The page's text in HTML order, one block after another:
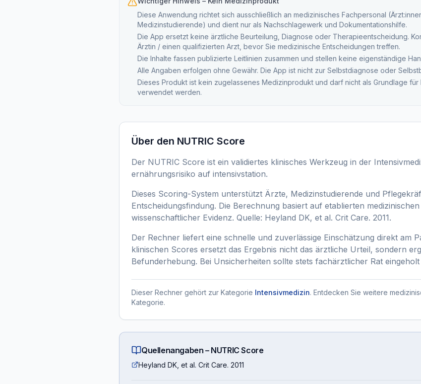
Diese Anwendung richtet sich ausschließlich an medizinisches Fachpersonal
Medizinstudierende) und dient nur als Nachschlagewerk und Dokumentationshilfe.
Die App ersetzt keine ärztliche Beurteilung, Diagnose oder Therapieentscheidung.
Ärztin / einen qualifizierten Arzt, bevor Sie medizinische Entscheidungen treffen.
Die Inhalte fassen publizierte Leitlinien zusammen und stellen keine eigenständige
Alle Angaben erfolgen ohne Gewähr. Die App ist nicht zur Selbstdiagnose oder
Dieses Produkt ist kein zugelassenes Medizinprodukt und darf nicht als Grundlage für
verwendet werden.
Über den NUTRIC Score
Der NUTRIC Score ist ein validiertes klinisches Werkzeug in der
ernährungsrisiko auf intensivstation.
Dieses Scoring-System unterstützt Ärzte, Medizinstudierende und
Entscheidungsfindung. Die Berechnung basiert auf etablierten
wissenschaftlicher Evidenz. Quelle: Heyland DK, et al. Crit Care. 2011.
Der Rechner liefert eine schnelle und zuverlässige Einschätzung direkt am
klinischen Scores ersetzt das Ergebnis nicht das ärztliche Urteil, sondern
Befunderhebung. Bei Unsicherheiten sollte stets fachärztlicher Rat
Dieser Rechner gehört zur Kategorie Intensivmedizin. Entdecken Sie weitere
Kategorie.
Quellenangaben – NUTRIC Score
Heyland DK, et al. Crit Care. 2011